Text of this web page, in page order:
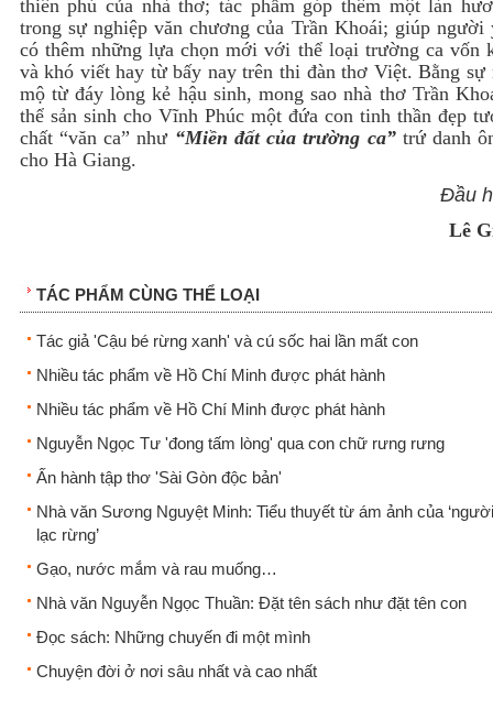
thiên phú của nhà thơ; tác phẩm góp thêm một làn
trong sự nghiệp văn chương của Trần Khoái; giúp người
có thêm những lựa chọn mới với thể loại trường ca vốn
và khó viết hay từ bấy nay trên thi đàn thơ Việt. Bằng sự
mộ từ đáy lòng kẻ hậu sinh, mong sao nhà thơ Trần
thể sản sinh cho Vĩnh Phúc một đứa con tinh thần đẹp
chất “văn ca” như “Miền đất của trường ca”trứ danh
cho Hà Giang.
Đầu hạ
Lê
TÁC PHẨM CÙNG THỂ LOẠI
Tác giả 'Cậu bé rừng xanh' và cú sốc hai lần mất con
Nhiều tác phẩm về Hồ Chí Minh được phát hành
Nhiều tác phẩm về Hồ Chí Minh được phát hành
Nguyễn Ngọc Tư 'đong tấm lòng' qua con chữ rưng rưng
Ấn hành tập thơ 'Sài Gòn độc bản'
Nhà văn Sương Nguyệt Minh: Tiểu thuyết từ ám ảnh của
lạc rừng’
Gạo, nước mắm và rau muống…
Nhà văn Nguyễn Ngọc Thuần: Đặt tên sách như đặt tên con
Đọc sách: Những chuyến đi một mình
Chuyện đời ở nơi sâu nhất và cao nhất